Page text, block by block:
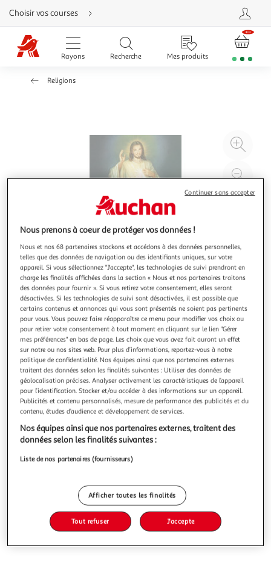
Aller
directement
au
contenu
Aller
directement
Aller
Choisir vos courses
Rayons Recherche Mes produits
Religions
à
JESUS J'AI CONFIANCE EN TOI. PACK DE 20 IMAGES
DE JESUS MISERICORDIEUX, Rassemblement à son
image
Texte au verso : la prière du chapelet de miséricorde divine
(on récite les prières suivantes sur un chapelet ordinaire)
Au début : Notre Père..., Je Vous salue Marie..., Je crois en
Dieu... Sur les gros grains, une fois : Père Eternel, je Vous
offre le Corps et le Sang, l'Ame et la Divinité de Votr
En savoir +
Vous voulez connaître le prix de ce produit ?
Afficher le prix
Caractéristiques
Nous prenons à coeur de protéger vos données !
Nous et nos 68 partenaires stockons et accédons à des données personnelles,
telles que des données de navigation ou des identifiants uniques, sur votre
appareil. Si vous sélectionnez "J'accepte", les technologies de suivi prendront en
charge les finalités affichées dans la section « Nous et nos partenaires traitons
des données pour fournir ». Si vous retirez votre consentement, elles seront
désactivées. Si les technologies de suivi sont désactivées, il est possible que
certains contenus et annonces qui vous sont présentés ne soient pas pertinents
pour vous. Vous pouvez faire réapparaître ce menu pour modifier vos choix ou
pour retirer votre consentement à tout moment en cliquant sur le lien "Gérer
mes préférences" en bas de page. Les choix que vous avez fait auront un effet
sur notre ou nos sites web. Pour plus d’informations, reportez-vous à notre
politique de confidentialité. Nos équipes ainsi que nos partenaires externes
traitent des données selon les finalités suivantes : Utiliser des données de
géolocalisation précises. Analyser activement les caractéristiques de l’appareil
pour l’identification. Stocker et/ou accéder à des informations sur un appareil.
Publicités et contenu personnalisés, mesure de performance des publicités et du
contenu, études d’audience et développement de services.
Nos équipes ainsi que nos partenaires externes, traitent des
données selon les finalités suivantes :
Liste de nos partenaires (fournisseurs)
Afficher toutes les finalités
Tout refuser J'accepte
Continuer sans accepter